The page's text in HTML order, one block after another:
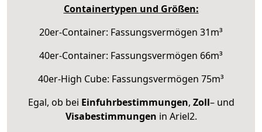
Containertypen und Größen:
20er-Container: Fassungsvermögen 31m³
40er-Container: Fassungsvermögen 66m³
40er-High Cube: Fassungsvermögen 75m³
Egal, ob bei Einfuhrbestimmungen, Zoll– und
Visabestimmungen in Ariel2.